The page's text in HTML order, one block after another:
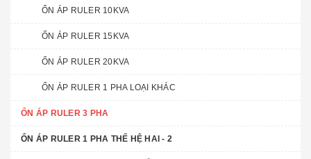
ỔN ÁP RULER 10KVA
ỔN ÁP RULER 15KVA
ỔN ÁP RULER 20KVA
ỔN ÁP RULER 1 PHA LOẠI KHÁC
ỔN ÁP RULER 3 PHA
ỔN ÁP RULER 1 PHA THẾ HỆ HAI - 2